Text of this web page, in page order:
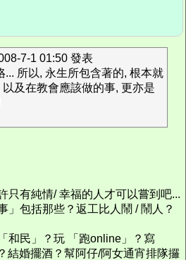
7-1 01:50 發表
... 所以, 永生所包含著的, 根本就
及在教會應該做的事, 更亦是
只有純情/ 幸福的人才可以嘗到吧...
」包括那些？返工比人鬧 / 鬧人？
和民」？玩 「跑online」？寫
結婚擺酒？幫阿仔/阿女通宵排隊攞